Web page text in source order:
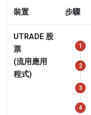
裝置 步驟
UTRADE 股
票
(流用應用
程式)